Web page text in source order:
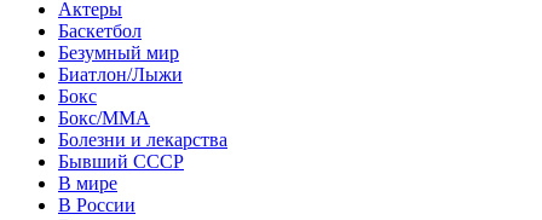
Актеры
Баскетбол
Безумный мир
Биатлон/Лыжи
Бокс
Бокс/MMA
Болезни и лекарства
Бывший СССР
В мире
В России